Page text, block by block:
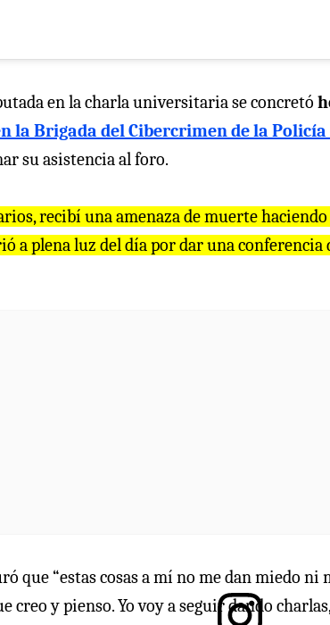
en la charla universitaria se concretó
la Brigada del Cibercrimen de la
su asistencia al foro.
recibí una amenaza de muerte
a plena luz del día por dar una conferencia
que “estas cosas a mí no me dan miedo
creo y pienso. Yo voy a seguir dando